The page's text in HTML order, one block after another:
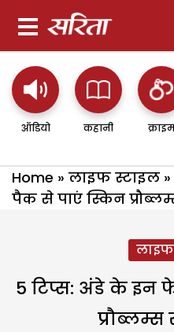
ऑडियो कहानी क्राइम
Home » लाइफ स्टाइल »
पैक से पाएं स्किन
लाइफ
5 टिप्स: अंडे के इन